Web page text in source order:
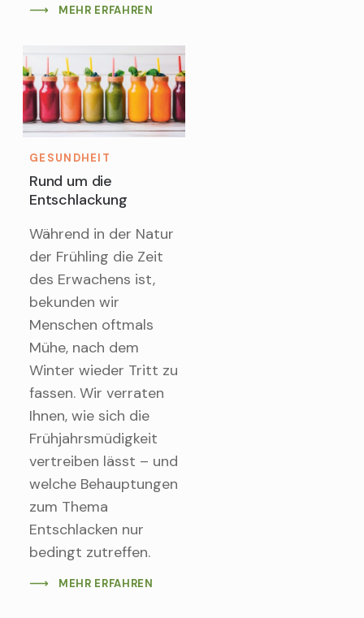
MEHR ERFAHREN
GESUNDHEIT
Rund um die
Entschlackung
Während in der Natur
der Frühling die Zeit
des Erwachens ist,
bekunden wir
Menschen oftmals
Mühe, nach dem
Winter wieder Tritt zu
fassen. Wir verraten
Ihnen, wie sich die
Frühjahrsmüdigkeit
vertreiben lässt – und
welche Behauptungen
zum Thema
Entschlacken nur
bedingt zutreffen.
MEHR ERFAHREN